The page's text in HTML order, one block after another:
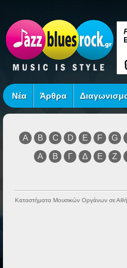
Νέα Άρθρα
A B C D E F G
Α
Β Γ Δ Ε Ζ
Καταστήματα Μουσικών Οργάνων σε